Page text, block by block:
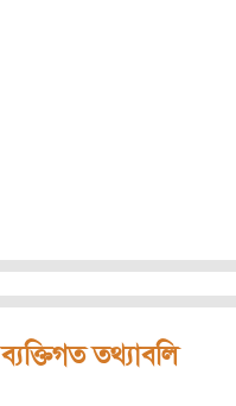
ব্যক্তিগত তথ্যাবলি